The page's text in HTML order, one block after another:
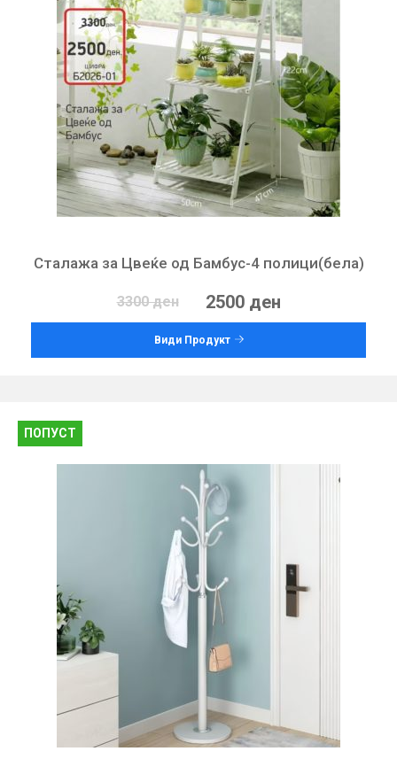
Сталажа за Цвеќе од Бамбус-4 полици(бела)
3300 ден 2500 ден
Види Продукт
ПОПУСТ